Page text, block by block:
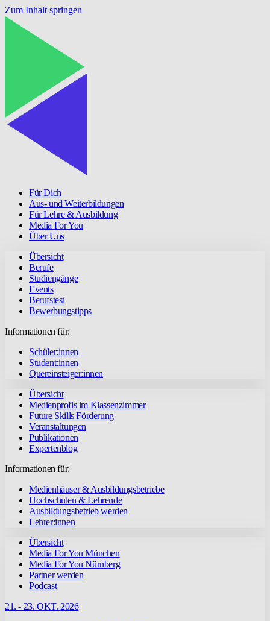
Zum Inhalt springen
Für Dich
Aus- und Weiterbildungen
Für Lehre & Ausbildung
Media For You
Über Uns
Übersicht
Berufe
Studiengänge
Events
Berufstest
Bewerbungstipps
Informationen für:
Schüler:innen
Student:innen
Quereinsteiger:innen
Übersicht
Medienprofis im Klassenzimmer
Future Skills Förderung
Veranstaltungen
Publikationen
Expertenblog
Informationen für:
Medienhäuser & Ausbildungsbetriebe
Hochschulen & Lehrende
Ausbildungsbetrieb werden
Lehrer:innen
Übersicht
Media For You München
Media For You Nürnberg
Partner werden
Podcast
21. - 23. OKT. 2026